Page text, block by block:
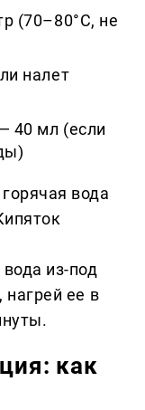
(70–80°C, не
налет
40 мл (если
горячая вода
из-под
нагрей ее в
как